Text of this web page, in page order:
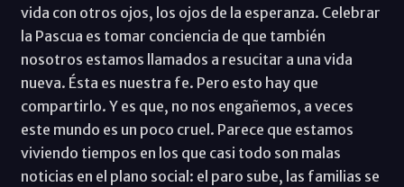
vida con otros ojos, los ojos de la esperanza. Celebrar
la Pascua es tomar conciencia de que también
nosotros estamos llamados a resucitar a una vida
nueva. Ésta es nuestra fe. Pero esto hay que
compartirlo. Y es que, no nos engañemos, a veces
este mundo es un poco cruel. Parece que estamos
viviendo tiempos en los que casi todo son malas
noticias en el plano social: el paro sube, las familias se